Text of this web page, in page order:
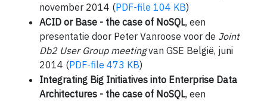
november 2014 (PDF-file 104 KB)
ACID or Base - the case of NoSQL, een
presentatie door Peter Vanroose voor de Joint
Db2 User Group meetingvan GSE België, juni
2014 (PDF-file 473 KB)
Integrating Big Initiatives into Enterprise Data
Architectures - the case of NoSQL, een